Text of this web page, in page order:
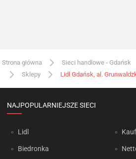
Strona główna Sieci handlowe - Gdańsk
Sklepy
Lidl Gdańsk, al.
NAJPOPULARNIEJSZE SIECI
Lidl
Biedronka